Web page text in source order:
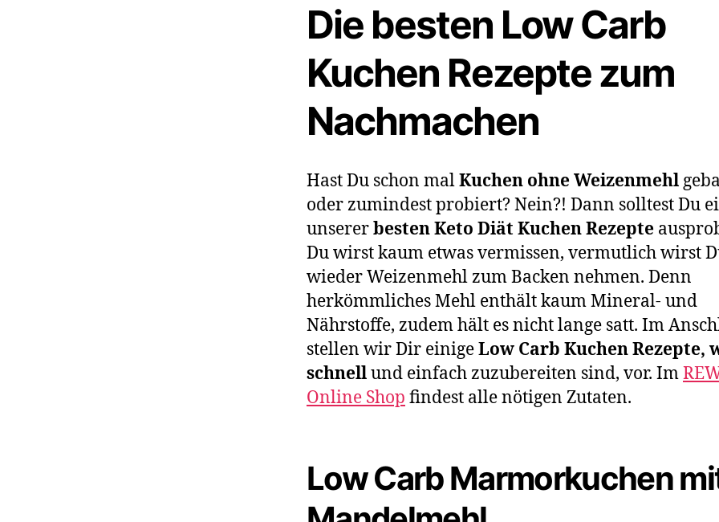
Die besten Low Carb
Kuchen Rezepte zum
Nachmachen
Hast Du schon malKuchen ohne Weizenmehl
oder zumindest probiert? Nein?! Dann solltest Du
unsererbesten Keto Diät Kuchen Rezepte
Du wirst kaum etwas vermissen, vermutlich wirst
wieder Weizenmehl zum Backen nehmen. Denn
herkömmliches Mehl enthält kaum Mineral- und
Nährstoffe, zudem hält es nicht lange satt. Im
stellen wir Dir einigeLow Carb Kuchen Rezepte​​,
schnellund einfach zuzubereiten sind, vor. Im
Online Shop findest alle nötigen Zutaten.
Low Carb Marmorkuchen